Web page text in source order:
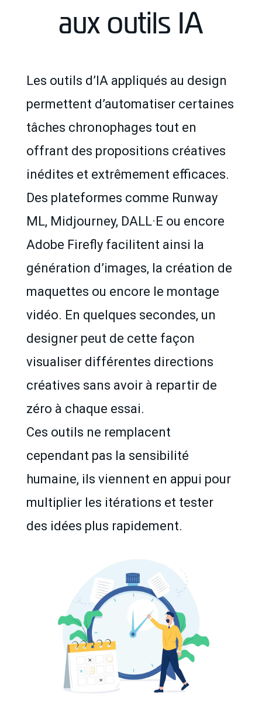
aux outils IA
Les outils d’IA appliqués au design
permettent d’automatiser certaines
tâches chronophages tout en
offrant des propositions créatives
inédites et extrêmement efficaces.
Des plateformes comme Runway
ML, Midjourney, DALL·E ou encore
Adobe Firefly facilitent ainsi la
génération d’images, la création de
maquettes ou encore le montage
vidéo. En quelques secondes, un
designer peut de cette façon
visualiser différentes directions
créatives sans avoir à repartir de
zéro à chaque essai.
Ces outils ne remplacent
cependant pas la sensibilité
humaine, ils viennent en appui pour
multiplier les itérations et tester
des idées plus rapidement.